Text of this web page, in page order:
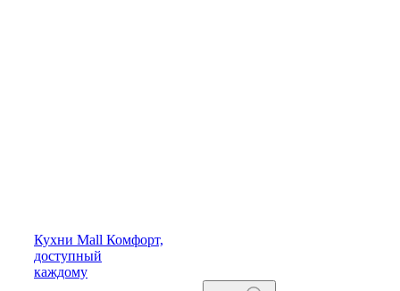
Кухни Mall Комфорт,
доступный
каждому